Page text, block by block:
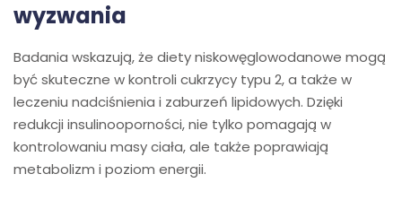
wyzwania
Badania wskazują, że diety niskowęglowodanowe mogą
być skuteczne w kontroli cukrzycy typu 2, a także w
leczeniu nadciśnienia i zaburzeń lipidowych. Dzięki
redukcji insulinooporności, nie tylko pomagają w
kontrolowaniu masy ciała, ale także poprawiają
metabolizm i poziom energii.